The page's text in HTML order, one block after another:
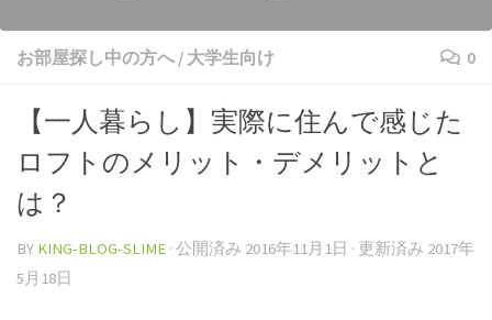
お部屋探し中の方へ / 大学生向け 0
【一人暮らし】実際に住んで感じた
ロフトのメリット・デメリットと
は？
BY KING-BLOG-SLIME · 公開済み 2016年11月1日 · 更新済み 2017年
5月18日